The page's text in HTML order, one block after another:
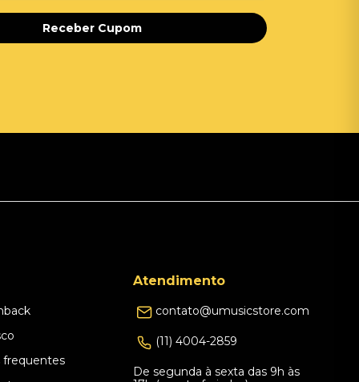
Receber Cupom
frequentes
Atendimento
contato@umusicstore.com
(11) 4004-2859
De segunda à sexta das 9h às